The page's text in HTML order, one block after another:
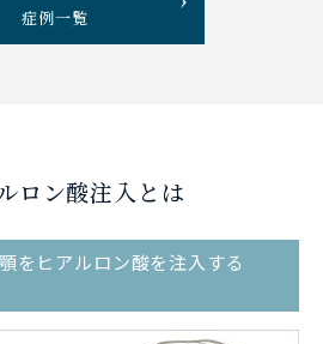
症例一覧
ロン酸注入とは
をヒアルロン酸を注入する